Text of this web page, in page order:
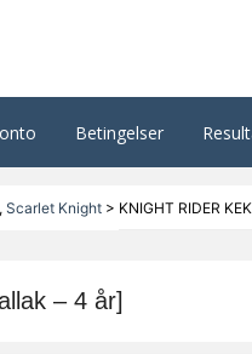
Betingelser
, Scarlet Knight> KNIGHT RIDER
– 4 år]